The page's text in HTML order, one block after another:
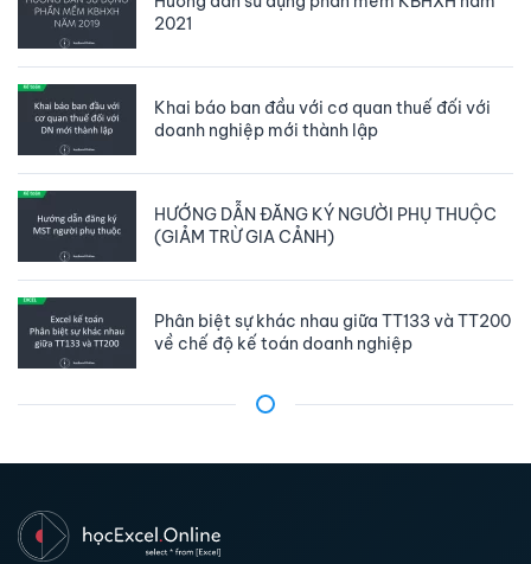
2021
Khai báo ban đầu với cơ quan thuế đối với
doanh nghiệp mới thành lập
HƯỚNG DẪN ĐĂNG KÝ NGƯỜI PHỤ THUỘC
(GIẢM TRỪ GIA CẢNH)
Phân biệt sự khác nhau giữa TT133 và TT200
về chế độ kế toán doanh nghiệp